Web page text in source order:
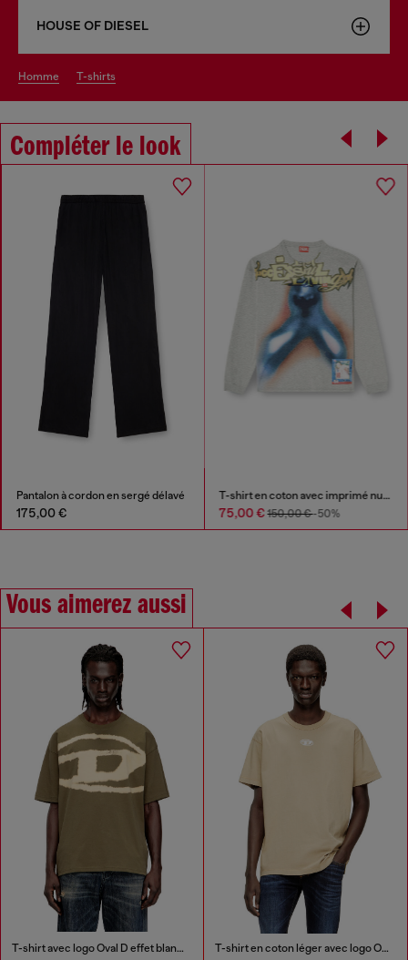
HOUSE OF DIESEL
homme t-shirts
Compléter le look
Pantalon à cordon en sergé délavé
175,00 €
T-shirt en coton avec imprimé numérique
75,00 €150,00 €-50%
Vous aimerez aussi
T-shirt avec logo Oval D effet blanchi T-shirt en coton léger avec logo Ovale D métallisé